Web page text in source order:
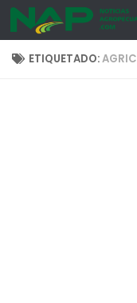
Skip to content
ETIQUETADO: